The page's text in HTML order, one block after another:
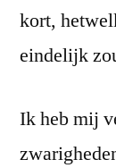
kort,
eindelijk
Ik heb mij